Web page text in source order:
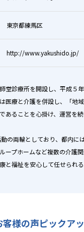
東京都練馬区
http://www.yakushido.jp/
堂診療所を開設し、平成５
医療と介護を併設し、「地
あることを心掛け、運営を続
の両輪としており、都内に
ープホームなど複数の介護
と福祉を安心して任せられ
客様の声ピックア